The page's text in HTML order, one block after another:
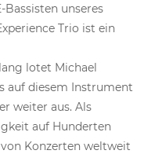
Bassisten unseres
Trio ist ein
lotet Michael
auf diesem Instrument
weiter aus. Als
auf Hunderten
Konzerten weltweit